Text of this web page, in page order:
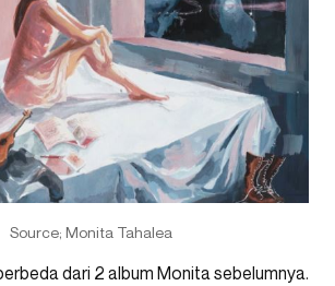
Source; Monita Tahalea
dari 2 album Monita sebelumnya.